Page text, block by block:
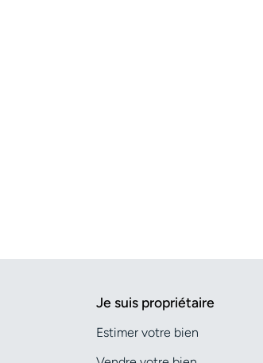
Je suis propriétaire
Estimer votre bien